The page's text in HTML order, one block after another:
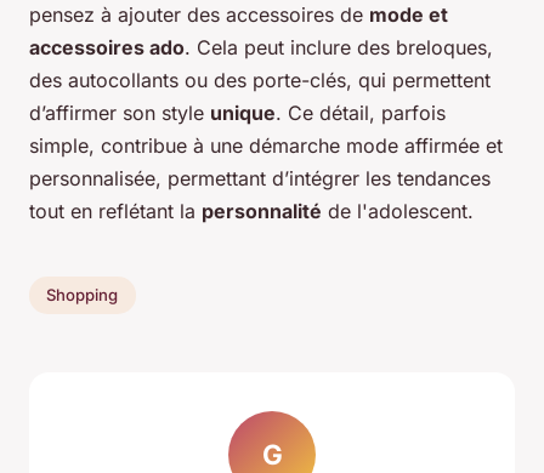
pensez à ajouter des accessoires de mode et
accessoires ado. Cela peut inclure des breloques,
des autocollants ou des porte-clés, qui permettent
d’affirmer son style unique. Ce détail, parfois
simple, contribue à une démarche mode affirmée et
personnalisée, permettant d’intégrer les tendances
tout en reflétant la personnalité de l'adolescent.
Shopping
G